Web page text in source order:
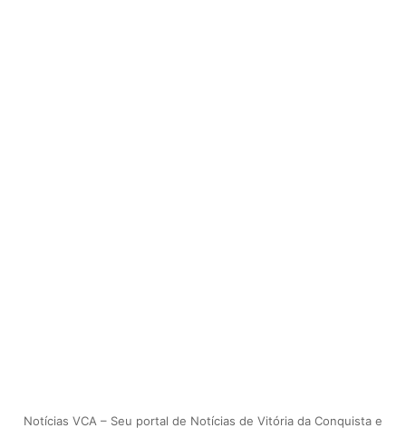
Notícias VCA – Seu portal de Notícias de Vitória da Conquista e